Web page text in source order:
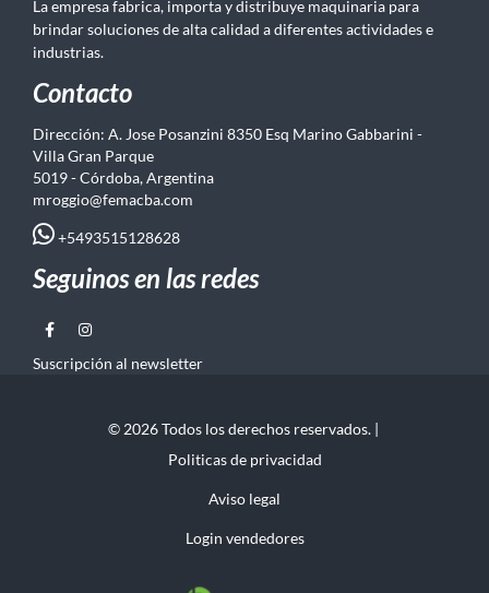
La empresa fabrica, importa y distribuye maquinaria para
brindar soluciones de alta calidad a diferentes actividades e
industrias.
Contacto
Dirección: A. Jose Posanzini 8350 Esq Marino Gabbarini -
Villa Gran Parque
5019 - Córdoba, Argentina
mroggio@femacba.com
+5493515128628
Seguinos en las redes
Suscripción al newsletter
© 2026 Todos los derechos reservados. |
Politicas de privacidad
Aviso legal
Login vendedores